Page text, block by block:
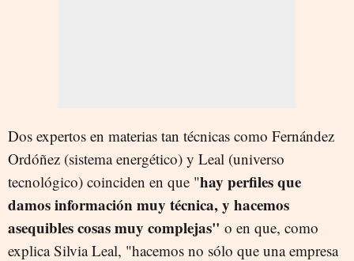
Dos expertos en materias tan técnicas como Fernández
Ordóñez (sistema energético) y Leal (universo
tecnológico) coinciden en que "hay perfiles que
damos información muy técnica, y hacemos
asequibles cosas muy complejas" o en que, como
explica Silvia Leal, "hacemos no sólo que una empresa